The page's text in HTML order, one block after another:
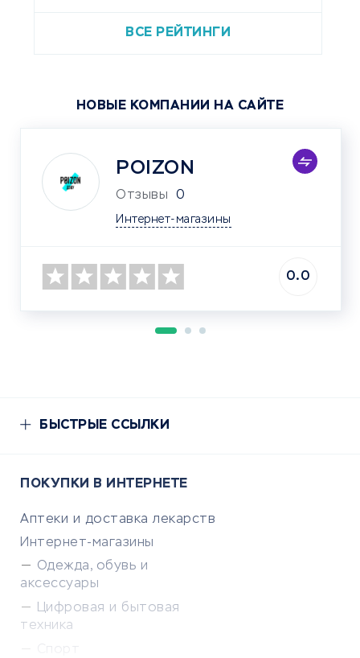
ВСЕ РЕЙТИНГИ
НОВЫЕ КОМПАНИИ НА САЙТЕ
POIZON
Отзывы 0
Интернет-магазины
0.0
БЫСТРЫЕ ССЫЛКИ
ПОКУПКИ В ИНТЕРНЕТЕ
Аптеки и доставка лекарств
Интернет-магазины
Одежда, обувь и
аксессуары
Цифровая и бытовая
техника